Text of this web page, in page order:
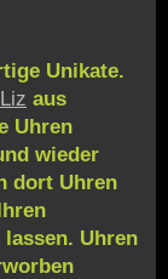
Unikate.
aus
Uhren
wieder
dort Uhren
Uhren